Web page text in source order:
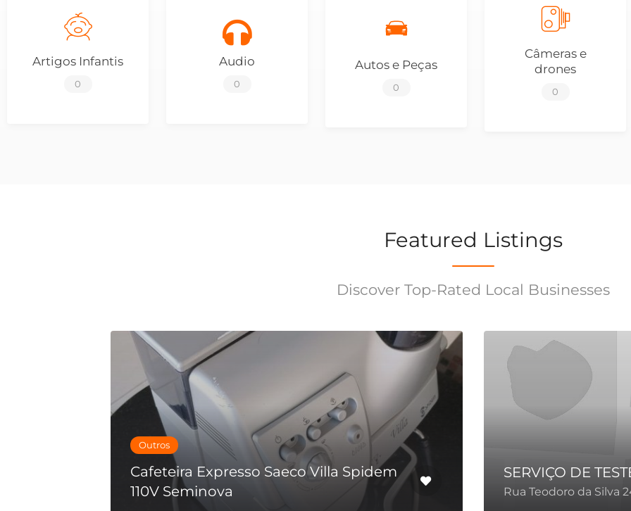
Artigos Infantis
0
Audio
0
Autos e Peças
0
Câmeras e
drones
0
Featured Listings
Discover Top-Rated Local Businesses
Outros
Cafeteira Expresso Saeco Villa Spidem
110V Seminova
SERVIÇO DE
Rua Teodoro da Silva